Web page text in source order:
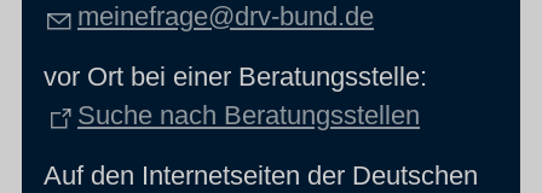
meinefrage@drv-bund.de
vor Ort bei einer Beratungsstelle:
Suche nach Beratungsstellen
Auf den Internetseiten der Deutschen